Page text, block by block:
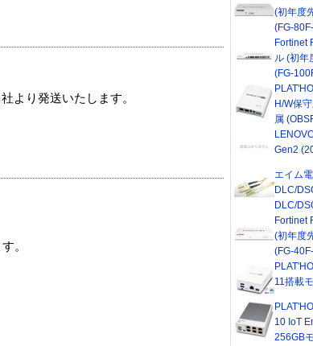
より発送いたします。
。
(初年度
(FG-
Fortinet
ル (初年
(FG-
H/W保
属
Gen2
エイム
DLC/
DLC/
Fortinet
(初年度
(FG-
11搭載
10 IoT
256GB